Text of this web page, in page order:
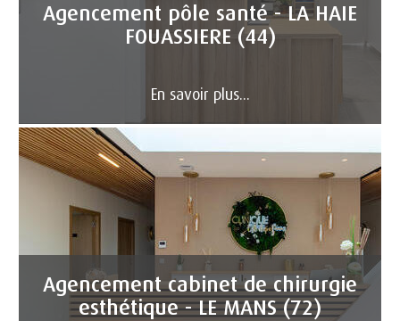
Agencement pôle santé - LA HAIE
FOUASSIERE (44)
En savoir plus...
Agencement cabinet de chirurgie
esthétique - LE MANS (72)